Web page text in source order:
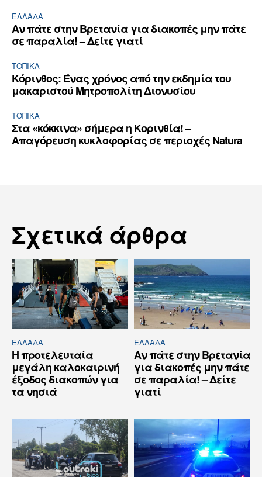
ΕΛΛΆΔΑ
Αν πάτε στην Βρετανία για διακοπές μην πάτε
σε παραλία! – Δείτε γιατί
ΤΟΠΙΚΑ
Κόρινθος: Ένας χρόνος από την εκδημία του
μακαριστού Μητροπολίτη Διονυσίου
ΤΟΠΙΚΑ
Στα «κόκκινα» σήμερα η Κορινθία! –
Απαγόρευση κυκλοφορίας σε περιοχές Natura
Σχετικά άρθρα
ΕΛΛΆΔΑ
Η προτελευταία
μεγάλη καλοκαιρινή
έξοδος διακοπών για
τα νησιά
ΕΛΛΆΔΑ
Αν πάτε στην Βρετανία
για διακοπές μην πάτε
σε παραλία! – Δείτε
γιατί